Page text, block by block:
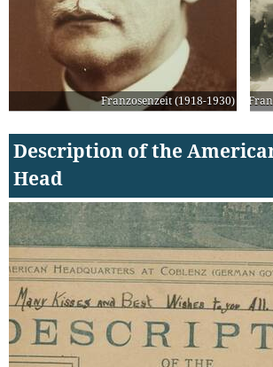
Franzosenzeit (1918-1930)
Description of the
Head